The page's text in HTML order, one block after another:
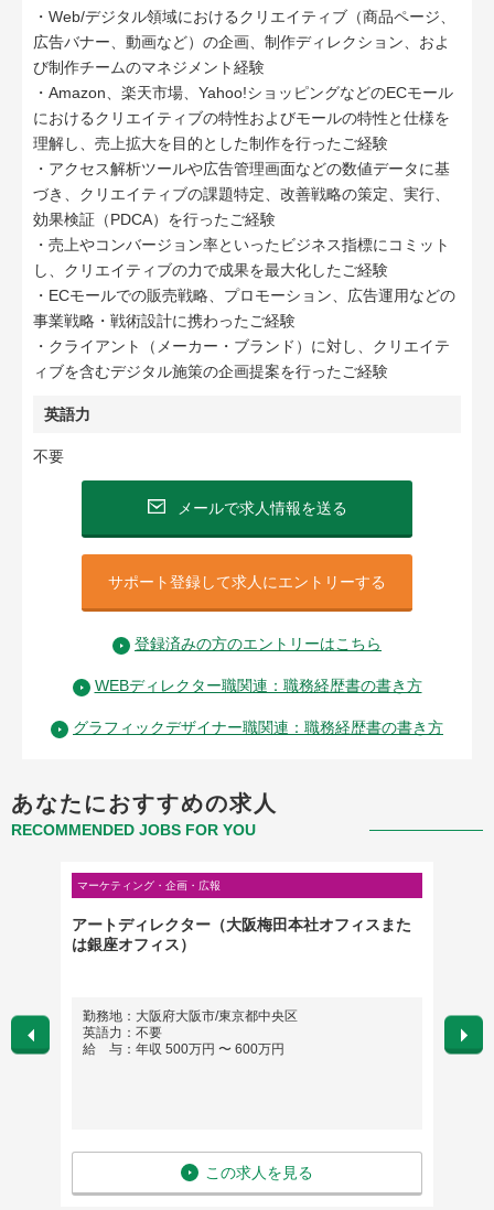
・Web/デジタル領域におけるクリエイティブ（商品ページ、
広告バナー、動画など）の企画、制作ディレクション、およ
び制作チームのマネジメント経験
・Amazon、楽天市場、Yahoo!ショッピングなどのECモール
におけるクリエイティブの特性およびモールの特性と仕様を
理解し、売上拡大を目的とした制作を行ったご経験
・アクセス解析ツールや広告管理画面などの数値データに基
づき、クリエイティブの課題特定、改善戦略の策定、実行、
効果検証（PDCA）を行ったご経験
・売上やコンバージョン率といったビジネス指標にコミット
し、クリエイティブの力で成果を最大化したご経験
・ECモールでの販売戦略、プロモーション、広告運用などの
事業戦略・戦術設計に携わったご経験
・クライアント（メーカー・ブランド）に対し、クリエイテ
ィブを含むデジタル施策の企画提案を行ったご経験
英語力
不要
メールで求人情報を送る
サポート登録して求人にエントリーする
登録済みの方のエントリーはこちら
WEBディレクター職関連：職務経歴書の書き方
グラフィックデザイナー職関連：職務経歴書の書き方
あなたにおすすめの求人
RECOMMENDED JOBS FOR YOU
マーケティング・企画・広報
アートディレクター（大阪梅田本社オフィスまた
は銀座オフィス）
勤務地：大阪府大阪市/東京都中央区
英語力：不要
給 与：年収 500万円 〜 600万円
この求人を見る
勤務
英語
給